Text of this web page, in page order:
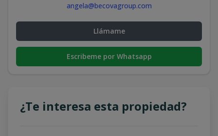
angela@becovagroup.com
Llámame
Escribeme por Whatsapp
¿Te interesa esta propiedad?